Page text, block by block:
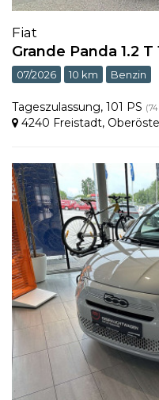
Fiat
Grande Panda 1.2 T
07/2026 10 km Benzin
Tageszulassung, 101 PS
4240 Freistadt,